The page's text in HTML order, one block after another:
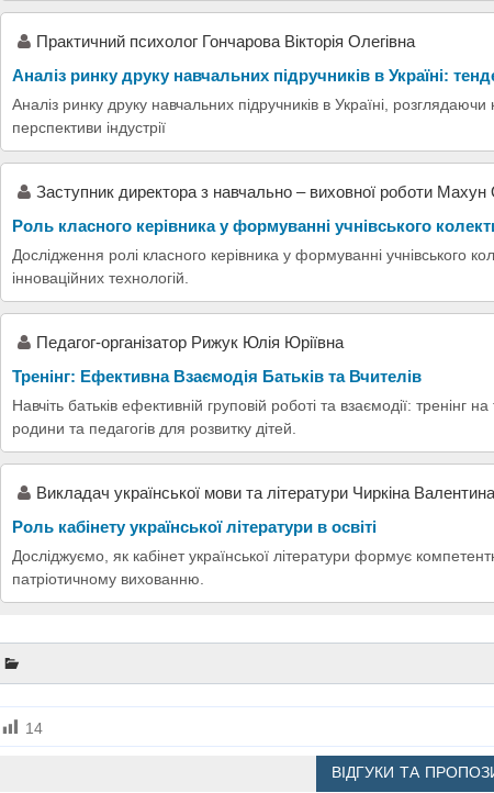
Практичний психолог Гончарова Вікторія Олегівна
Аналіз ринку друку навчальних підручників в Україні:
Аналіз ринку друку навчальних підручників в Україні, розглядаючи
перспективи індустрії
Заступник директора з навчально – виховної роботи Махун
Роль класного керівника у формуванні учнівського
Дослідження ролі класного керівника у формуванні учнівського
інноваційних технологій.
Педагог-організатор Рижук Юлія Юріївна
Тренінг: Ефективна Взаємодія Батьків та Вчителів
Навчіть батьків ефективній груповій роботі та взаємодії:
родини та педагогів для розвитку дітей.
Викладач української мови та літератури Чиркіна
Роль кабінету української літератури в освіті
Досліджуємо, як кабінет української літератури формує
патріотичному вихованню.
14
ВІДГУКИ ТА